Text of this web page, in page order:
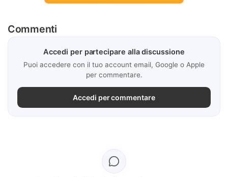
Commenti
Accedi per partecipare alla discussione
Puoi accedere con il tuo account email, Google o Apple
per commentare.
Accedi per commentare